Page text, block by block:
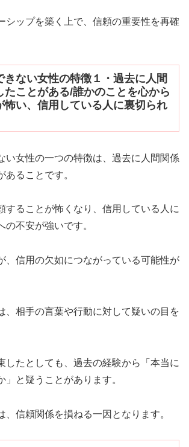
シップを築く上で、信頼の重要性を再確
きない女性の特徴１・過去に人間
たことがある/誰かのことを心から
怖い、信用している人に裏切られ
い女性の一つの特徴は、過去に人間関係
あることです。
することが怖くなり、信用している人に
の不安が強いです。
、信用の欠如につながっている可能性が
、相手の言葉や行動に対して疑いの目を
したとしても、過去の経験から「本当に
」と疑うことがあります。
、信頼関係を損ねる一因となります。